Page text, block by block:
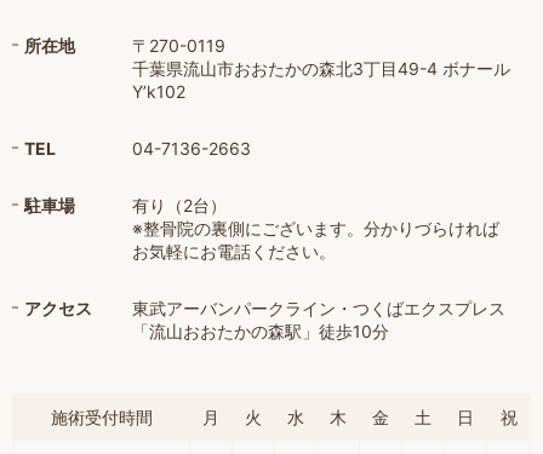
所在地
〒270-0119
千葉県流山市おおたかの森北3丁目49-4 ボナール
Y’k102
TEL 04-7136-2663
駐車場
有り（2台）
※整骨院の裏側にございます。分かりづらければ
お気軽にお電話ください。
アクセス
東武アーバンパークライン・つくばエクスプレス
「流山おおたかの森駅」徒歩10分
施術受付時間 月 火 水 木 金 土 日 祝